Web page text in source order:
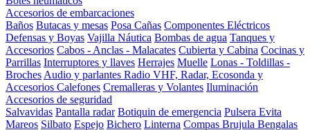
Accesorios de embarcaciones
Baños Butacas y mesas Posa Cañas Componentes Eléctricos
Defensas y Boyas Vajilla Náutica Bombas de agua Tanques y
Accesorios Cabos - Anclas - Malacates Cubierta y Cabina Cocinas y
Parrillas Interruptores y llaves Herrajes Muelle Lonas - Toldillas -
Broches Audio y parlantes Radio VHF, Radar, Ecosonda y
Accesorios Calefones Cremalleras y Volantes Iluminación
Accesorios de seguridad
Salvavidas Pantalla radar Botiquin de emergencia Pulsera Evita
Mareos Silbato Espejo Bichero Linterna Compas Brujula Bengalas